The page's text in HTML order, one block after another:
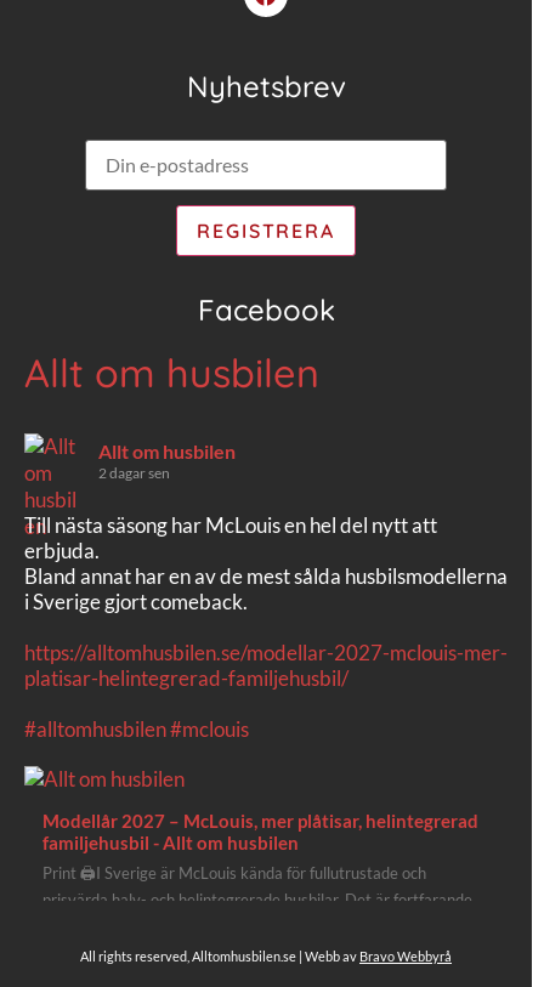
Nyhetsbrev
Facebook
Allt om husbilen
Allt om husbilen
2 dagar sen
Till nästa säsong har McLouis en hel del nytt att
erbjuda.
Bland annat har en av de mest sålda husbilsmodellerna
i Sverige gjort comeback.
https://alltomhusbilen.se/modellar-2027-mclouis-mer-
platisar-helintegrerad-familjehusbil/
#alltomhusbilen#mclouis
Modellår 2027 – McLouis, mer plåtisar, helintegrerad
familjehusbil - Allt om husbilen
Print 🖨I Sverige är McLouis kända för fullutrustade och
prisvärda halv- och helintegrerade husbilar. Det är fortfarande
plåtisutbud lite extra kärlek med hela 3 nya utrustningsnivåer.
All rights reserved, Alltomhusbilen.se | Webb av Bravo Webbyrå